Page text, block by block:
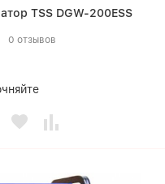
TSS DGW-200ESS
0 отзывов